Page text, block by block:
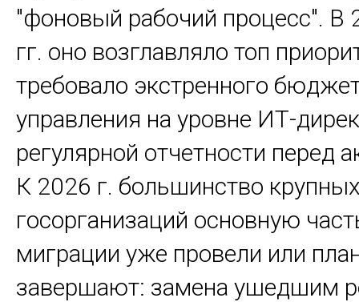
"фоновый рабочий процесс". В
гг. оно возглавляло топ
требовало экстренного
управления на уровне ИТ-
регулярной отчетности перед
К 2026 г. большинство
госорганизаций основную
миграции уже провели или
завершают: замена ушедшим